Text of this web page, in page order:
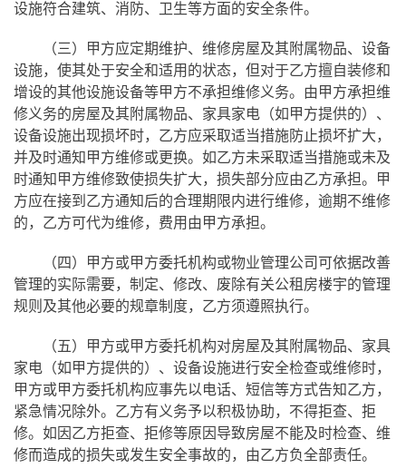
设施符合建筑、消防、卫生等方面的安全条件。
（三）
甲方应定期维护、维修房屋及其附属物品、设备
设施，使其处于安全和适用的状态，但对于乙方擅自装修和
增设的其他设施设备等甲方不承担维修义务。由甲方承担维
修义务的房屋及其附属物品、家具家电（如甲方提供的）、
设备设施出现损坏时，乙方应采取适当措施防止损坏扩大，
并及时通知甲方维修或更换。如乙方未采取适当措施或未及
时通知甲方维修致使损失扩大，损失部分应由乙方承担。甲
方应在接到乙方通知后的合理期限内进行维修，逾期不维修
的，乙方可代为维修，费用由甲方承担。
（四）甲方或甲方委托机构或物业管理公司可依据改善
管理的实际需要，制定、修改、废除有关公租房楼宇的管理
规则及其他必要的规章制度，乙方须遵照执行。
（五）甲方或甲方委托机构对房屋及其附属物品、家具
家电（如甲方提供的）、设备设施进行安全检查或维修时，
甲方或甲方委托机构应事先以电话、短信等方式告知乙方，
紧急情况除外。 乙方有义务予以积极协助，不得拒查、拒
修。如因乙方拒查、拒修等原因导致房屋不能及时检查、维
修而造成的损失或发生安全事故的，由乙方负全部责任。